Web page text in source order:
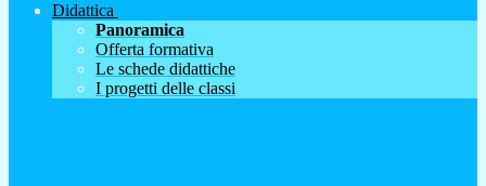
Didattica
Panoramica
Offerta formativa
Le schede didattiche
I progetti delle classi